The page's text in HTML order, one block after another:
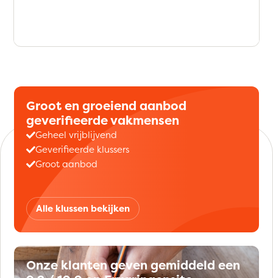
Groot en groeiend aanbod
geverifieerde vakmensen
Geheel vrijblijvend
Geverifieerde klussers
Groot aanbod
Alle klussen bekijken
Onze klanten geven gemiddeld een